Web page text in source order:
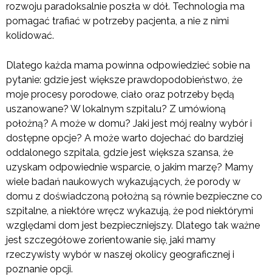
rozwoju paradoksalnie poszła w dół. Technologia ma
pomagać trafiać w potrzeby pacjenta, a nie z nimi
kolidować.
Dlatego każda mama powinna odpowiedzieć sobie na
pytanie: gdzie jest większe prawdopodobieństwo, że
moje procesy porodowe, ciało oraz potrzeby będą
uszanowane? W lokalnym szpitalu? Z umówioną
położną? A może w domu? Jaki jest mój realny wybór i
dostępne opcje? A może warto dojechać do bardziej
oddalonego szpitala, gdzie jest większa szansa, że
uzyskam odpowiednie wsparcie, o jakim marzę? Mamy
wiele badań naukowych wykazujących, że porody w
domu z doświadczoną położną są równie bezpieczne co
szpitalne, a niektóre wręcz wykazują, że pod niektórymi
względami dom jest bezpieczniejszy. Dlatego tak ważne
jest szczegółowe zorientowanie się, jaki mamy
rzeczywisty wybór w naszej okolicy geograficznej i
poznanie opcji.